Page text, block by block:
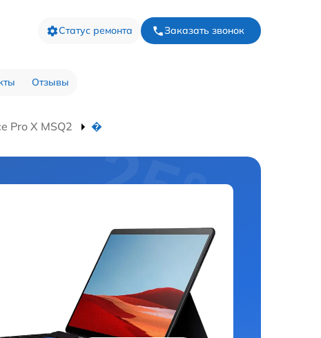
Статус ремонта Заказать звонок
Отзывы
Pro X MSQ2 �